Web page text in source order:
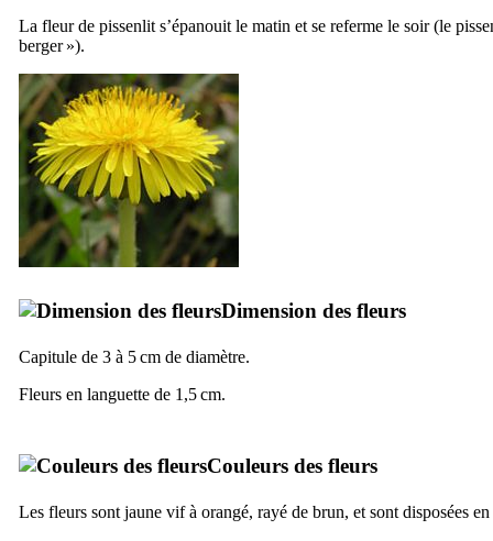
La fleur de pissenlit s’épanouit le matin et se referme le soir (le
berger »).
Dimension des fleurs
Capitule de 3 à 5 cm de diamètre.
Fleurs en languette de 1,5 cm.
Couleurs des fleurs
Les fleurs sont jaune vif à orangé, rayé de brun, et sont disposées